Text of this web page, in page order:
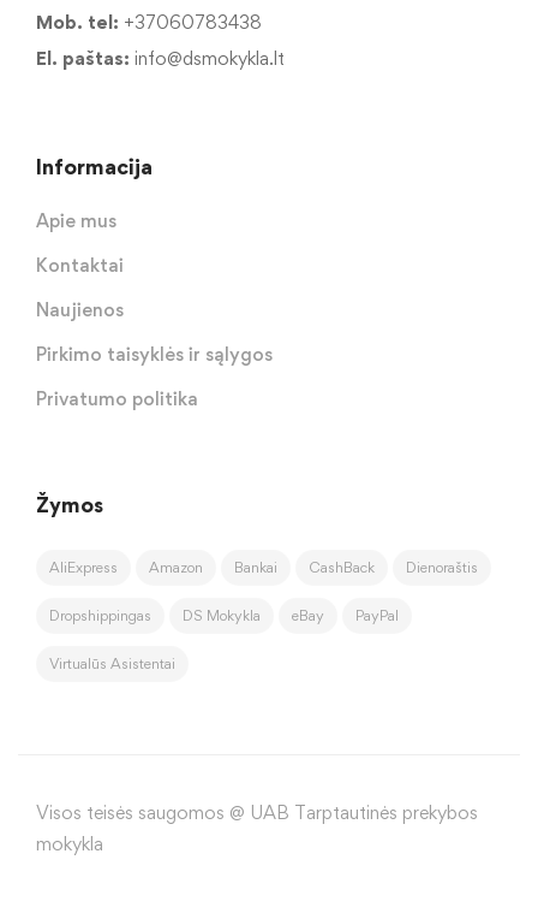
Mob. tel: +37060783438
El. paštas: info@dsmokykla.lt
Informacija
Apie mus
Kontaktai
Naujienos
Pirkimo taisyklės ir sąlygos
Privatumo politika
Žymos
AliExpress Amazon Bankai CashBack Dienoraštis
Dropshippingas DS Mokykla eBay PayPal
Virtualūs Asistentai
Visos teisės saugomos @ UAB Tarptautinės prekybos
mokykla